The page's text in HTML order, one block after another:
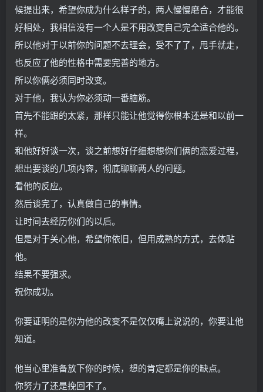
候提出来，希望你成为什么样子的，两人慢慢磨合，才能很
好相处，我相信没有一个人是不用改变自己完全适合他的。
所以他对于以前你的问题不去理会，受不了了，甩手就走，
也反应了他的性格中需要完善的地方。
所以你俩必须同时改变。
对于他，我认为你必须动一番脑筋。
首先不能跟的太紧，那样只能让他觉得你根本还是和以前一
样。
和他好好谈一次，谈之前想好仔细想想你们俩的恋爱过程，
想出要谈的几项内容，彻底聊聊两人的问题。
看他的反应。
然后谈完了，认真做自己的事情。
让时间去经历你们的以后。
但是对于关心他，希望你依旧，但用成熟的方式，去体贴
他。
结果不要强求。
祝你成功。
你要证明的是你为他的改变不是仅仅嘴上说说的，你要让他
知道。
他当心里准备放下你的时候，想的肯定都是你的缺点。
你努力了还是挽回不了。